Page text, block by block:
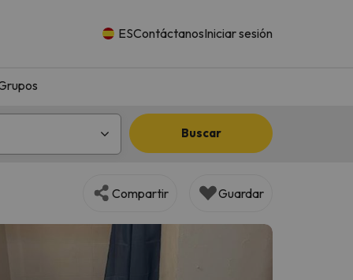
ESContáctanosIniciar sesión
Buscar
Compartir Guardar